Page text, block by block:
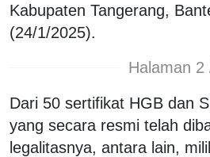
Kabupaten Tangerang,
(24/1/2025).
Halaman 2
Dari 50 sertifikat HGB dan
yang secara resmi telah
legalitasnya, antara lain,